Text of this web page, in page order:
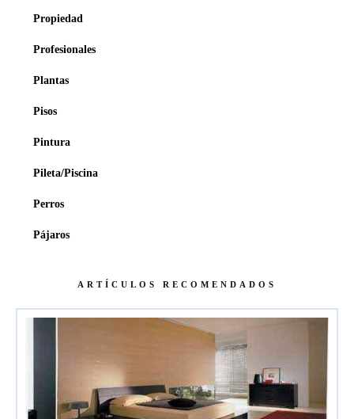
Propiedad
Profesionales
Plantas
Pisos
Pintura
Pileta/Piscina
Perros
Pájaros
ARTÍCULOS RECOMENDADOS